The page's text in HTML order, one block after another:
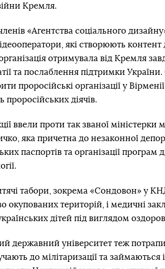
Кремля.
«Агентства соціального
які створюють контент
отримувала від Кремля
та послаблення підтримки України.
проросійські організації у
проросійських діячів.
ввели проти так званої міністерки
яка причетна до незаконної
паспортів та організації програм
табори, зокрема «Сондовон» у
окупованих територій, і медичні
дітей під виглядом
державний університет теж
до мілітаризації та